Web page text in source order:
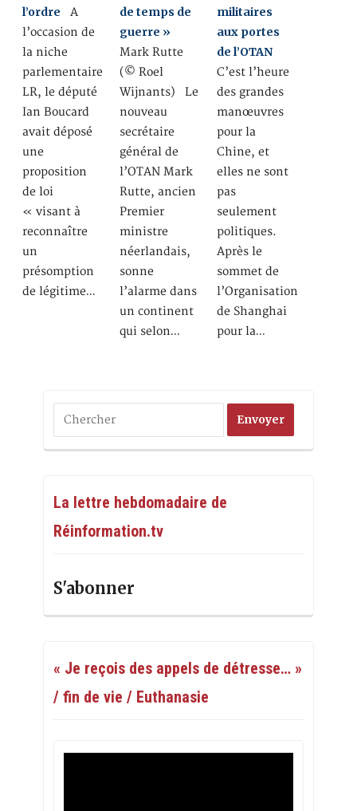
l’ordre A
l’occasion de
la niche
parlementaire
LR, le député
Ian Boucard
avait déposé
une
proposition
de loi
« visant à
reconnaître
un
présomption
de légitime…
de temps de
guerre »
Mark Rutte
(© Roel
Wijnants) Le
nouveau
secrétaire
général de
l’OTAN Mark
Rutte, ancien
Premier
ministre
néerlandais,
sonne
l’alarme dans
un continent
qui selon…
militaires
aux portes
de l’OTAN
C’est l’heure
des grandes
manœuvres
pour la
Chine, et
elles ne sont
pas
seulement
politiques.
Après le
sommet de
l’Organisation
de Shanghai
pour la…
La lettre hebdomadaire de
Réinformation.tv
S'abonner
« Je reçois des appels de détresse… »
/ fin de vie / Euthanasie